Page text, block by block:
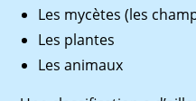
Les mycètes (les
Les plantes
Les animaux